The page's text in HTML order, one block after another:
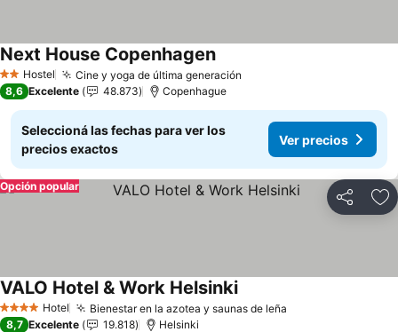
2 Estrellas
Hostel Cine y yoga de última generación
Next House CopenhagenVer precios
8,6 Excelente 48.873 Copenhague
Seleccioná las fechas para ver los
precios exactos
Ver precios
Compartir
Opción popular
4 EstrellasHotel Bienestar en la azotea y saunas de leña
VALO Hotel & Work HelsinkiVer precios
8,7 Excelente 19.818 Helsinki